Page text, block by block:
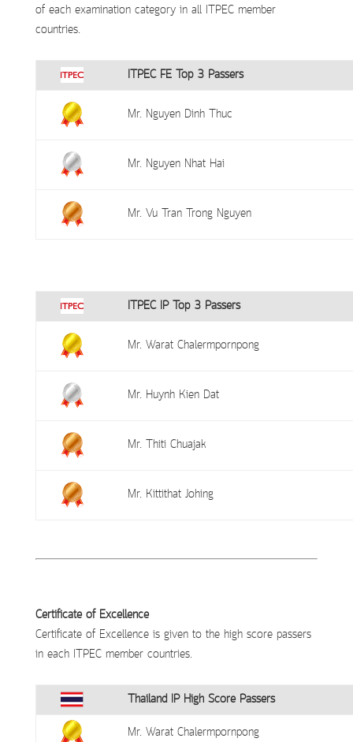
of each examination category in all ITPEC member
countries.
ITPEC FE Top 3 Passers
Mr. Nguyen Dinh Thuc
Mr. Nguyen Nhat Hai
Mr. Vu Tran Trong Nguyen
ITPEC IP Top 3 Passers
Mr. Warat Chalermpornpong
Mr. Huynh Kien Dat
Mr. Thiti Chuajak
Mr. Kittithat Johing
Certificate of Excellence
Certificate of Excellence is given to the high score passers
in each ITPEC member countries.
Thailand IP High Score Passers
Mr. Warat Chalermpornpong